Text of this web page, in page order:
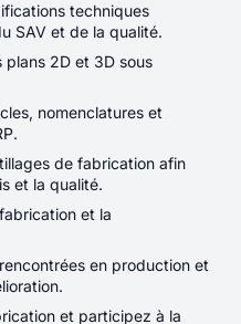
aux
🤝 Vous
l’Associée et un
de clients
exceptionnels
< 3 ans
- H/F/X
LYON
techniques
SAV et de la qualité.
2D et 3D sous
nomenclatures et
de fabrication afin
et la qualité.
et la
en production et
et participez à la